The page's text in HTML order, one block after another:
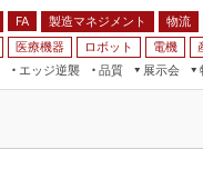
FA 製造マネジメント 物流
医療機器 ロボット 電機
エッジ逆襲 品質
展示会